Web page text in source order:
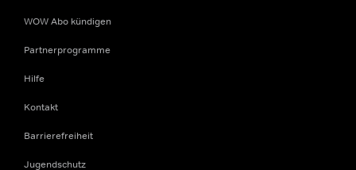
WOW Abo kündigen
Partnerprogramme
Hilfe
Kontakt
Barrierefreiheit
Jugendschutz